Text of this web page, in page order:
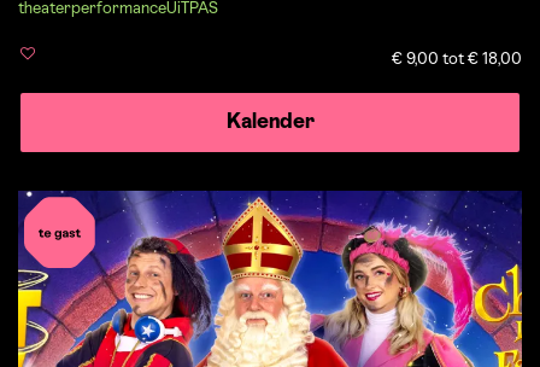
theaterperformanceUiTPAS
€ 9,00 tot € 18,00
Kalender